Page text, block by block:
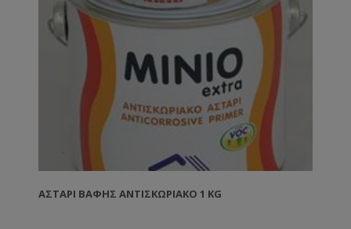
ΑΣΤΆΡΙ ΒΑΦΉΣ ΑΝΤΙΣΚΩΡΙΑΚΌ 1 KG